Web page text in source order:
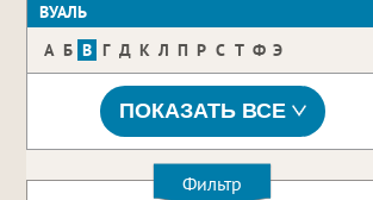
ВУАЛЬ
А Б В Г Д К Л П Р С Т Ф Э
ПОКАЗАТЬ ВСЕ
Фильтр